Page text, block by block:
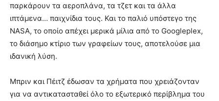
παρκάρουν τα αεροπλάνα, τα τζετ και τα άλλα
ιπτάμενα… παιχνίδια τους. Και το παλιό υπόστεγο της
NASA, το οποίο απέχει μερικά μίλια από το Googleplex,
το διάσημο κτίριο των γραφείων τους, αποτελούσε μια
ιδανική λύση.
Μπριν και Πέιτζ έδωσαν τα χρήματα που χρειάζονταν
για να αντικατασταθεί όλο το εξωτερικό περίβλημα του